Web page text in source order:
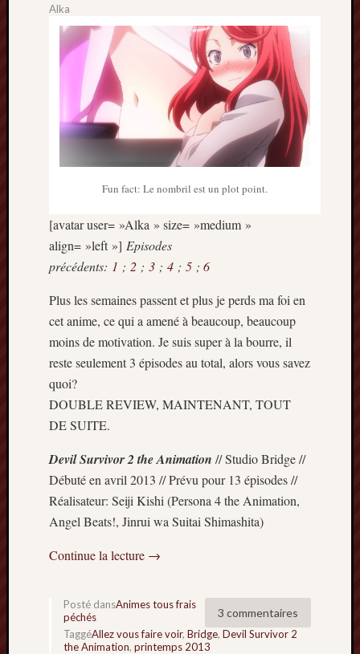
Alka
Fun fact: Le nombril est un plot point.
[avatar user= »Alka » size= »medium »
align= »left »] Episodes
précédents: 1 ; 2 ; 3 ; 4 ; 5 ; 6
Plus les semaines passent et plus je perds ma foi en
cet anime, ce qui a amené à beaucoup, beaucoup
moins de motivation. Je suis super à la bourre, il
reste seulement 3 épisodes au total, alors vous savez
quoi?
DOUBLE REVIEW, MAINTENANT, TOUT
DE SUITE.
Devil Survivor 2 the Animation // Studio Bridge //
Débuté en avril 2013 // Prévu pour 13 épisodes //
Réalisateur: Seiji Kishi (Persona 4 the Animation,
Angel Beats!, Jinrui wa Suitai Shimashita)
Continue la lecture →
3 commentaires
Posté dansAnimes tous frais
péchés
TaggéAllez vous faire voir, Bridge, Devil Survivor 2
the Animation, printemps 2013